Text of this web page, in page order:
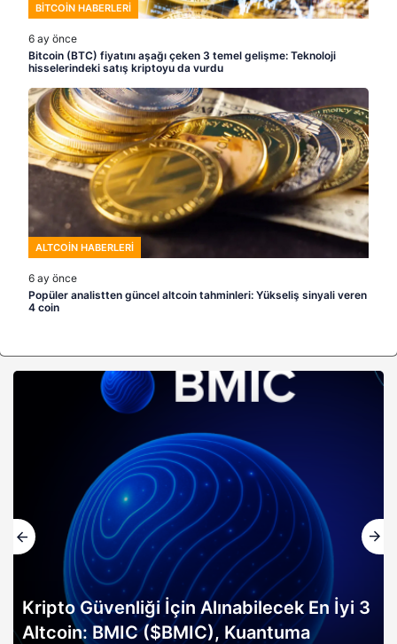
BITCOIN HABERLERI
6 ay önce
Bitcoin (BTC) fiyatını aşağı çeken 3 temel gelişme: Teknoloji
hisselerindeki satış kriptoyu da vurdu
ALTCOIN HABERLERI
6 ay önce
Popüler analistten güncel altcoin tahminleri: Yükseliş sinyali veren
4 coin
Kripto Güvenliği İçin Alınabilecek En İyi 3
Altcoin: BMIC ($BMIC), Kuantuma